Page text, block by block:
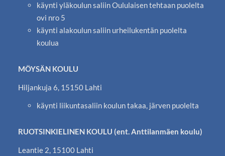
käynti yläkoulun saliin Oululaisen tehtaan puolelta
ovi nro 5
käynti alakoulun saliin urheilukentän puolelta
koulua
MÖYSÄN KOULU
Hiljankuja 6, 15150 Lahti
käynti liikuntasaliin koulun takaa, järven puolelta
RUOTSINKIELINEN KOULU (ent. Anttilanmäen koulu)
Leantie 2, 15100 Lahti